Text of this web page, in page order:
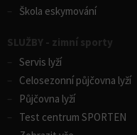
Škola eskymování
SLUŽBY - zimní sporty
Servis lyží
Celosezonní půjčovna lyží
Půjčovna lyží
Test centrum SPORTEN